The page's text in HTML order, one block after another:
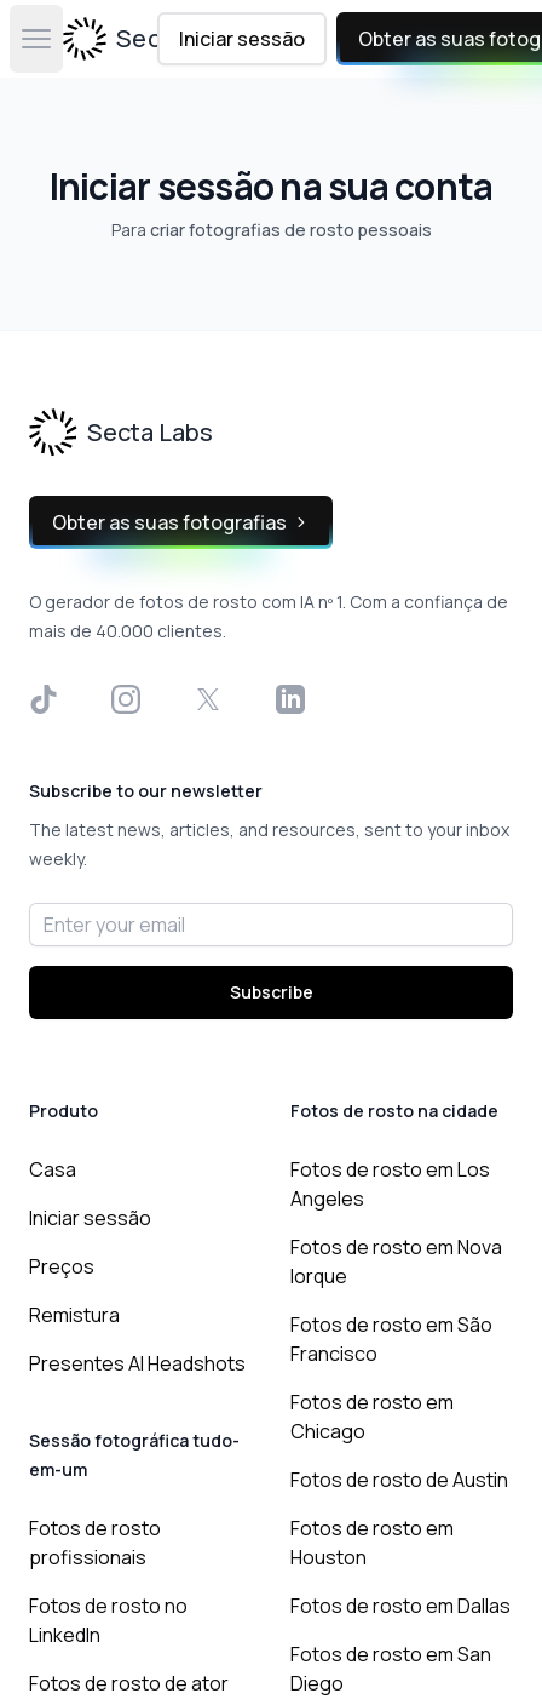
Open main menuSecta Labs
Iniciar sessão Obter as suas
Iniciar sessão na sua conta
Para criar fotografias de rosto pessoais
Secta Labs
Obter as suas fotografias
O gerador de fotos de rosto com IA nº 1. Com a confiança de
mais de 40.000 clientes.
TikTok InstagramX LinkedIn
Subscribe to our newsletter
The latest news, articles, and resources, sent to your inbox
weekly.
Email address
Subscribe
Produto
Casa
Iniciar sessão
Preços
Remistura
Presentes AI Headshots
Sessão fotográfica tudo-
em-um
Fotos de rosto
profissionais
Fotos de rosto no
LinkedIn
Fotos de rosto de ator
Fotos de rosto na cidade
Fotos de rosto em Los
Angeles
Fotos de rosto em Nova
Iorque
Fotos de rosto em São
Francisco
Fotos de rosto em
Chicago
Fotos de rosto de Austin
Fotos de rosto em
Houston
Fotos de rosto em Dallas
Fotos de rosto em San
Diego